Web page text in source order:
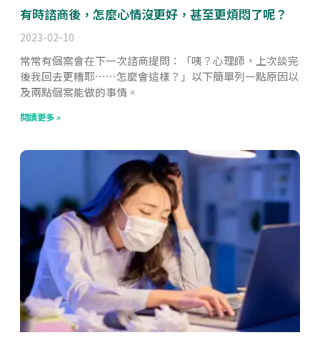
有時諮商後，怎麼心情沒更好，甚至更煩悶了呢？
2023-02-10
常常有個案會在下一次諮商提問：「咦？心理師，上次談完
後我回去更糟耶⋯⋯怎麼會這樣？」以下簡單列一點原因以
及兩點個案能做的事情。
閱讀更多 »